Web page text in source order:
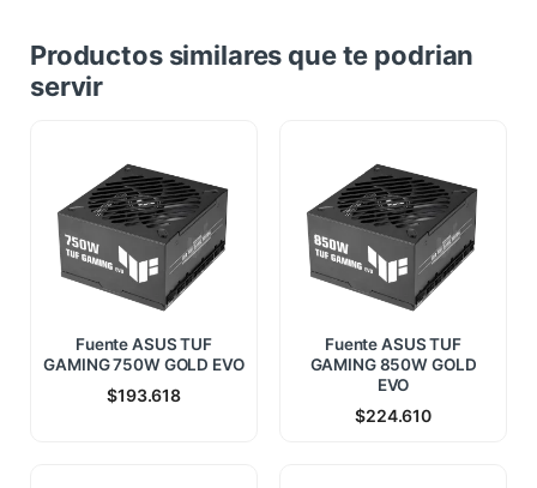
Productos similares que te podrian
servir
Fuente ASUS TUF
GAMING 750W GOLD EVO
$193.618
Fuente ASUS TUF
GAMING 850W GOLD
EVO
$224.610